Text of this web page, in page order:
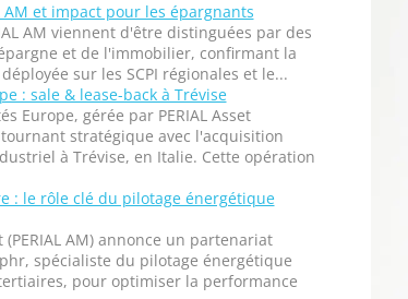
AM et impact pour les épargnants
AM viennent d'être distinguées par des
et de l'immobilier, confirmant la
sur les SCPI régionales et le...
: sale & lease-back à Trévise
Europe, gérée par PERIAL Asset
stratégique avec l'acquisition
à Trévise, en Italie. Cette opération
: le rôle clé du pilotage énergétique
(PERIAL AM) annonce un partenariat
spécialiste du pilotage énergétique
pour optimiser la performance